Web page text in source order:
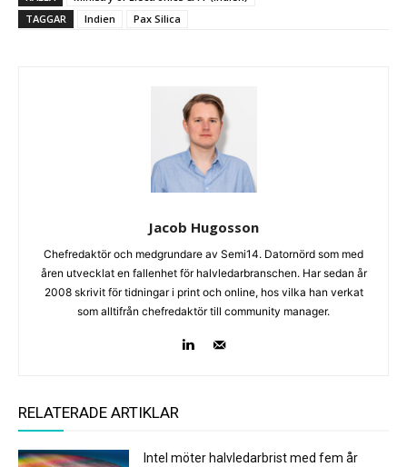
TAGGAR
Indien Pax Silica
Jacob Hugosson
Chefredaktör och medgrundare av Semi14. Datornörd som med
åren utvecklat en fallenhet för halvledarbranschen. Har sedan år
2008 skrivit för tidningar i print och online, hos vilka han verkat
som alltifrån chefredaktör till community manager.
RELATERADE ARTIKLAR
Intel möter halvledarbrist med fem år